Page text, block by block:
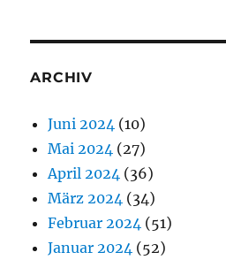
ARCHIV
Juni 2024 (10)
Mai 2024 (27)
April 2024 (36)
März 2024 (34)
Februar 2024 (51)
Januar 2024 (52)